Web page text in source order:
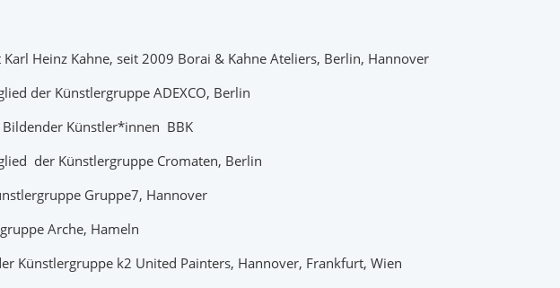
Heinz Kahne, seit 2009 Borai & Kahne Ateliers, Berlin, Hannover
der Künstlergruppe ADEXCO, Berlin
Künstler*innen BBK
der Künstlergruppe Cromaten, Berlin
Gruppe7, Hannover
Arche, Hameln
Künstlergruppe k2 United Painters, Hannover, Frankfurt, Wien